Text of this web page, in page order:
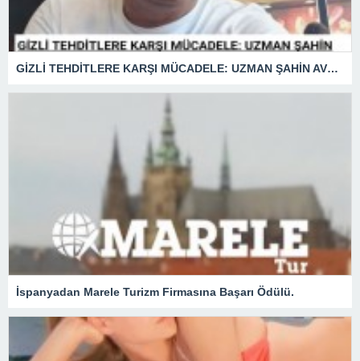
GİZLİ TEHDİTLERE KARŞI MÜCADELE: UZMAN ŞAHİN AVŞAR ANLATIYOR – “İSTİHBARATA KARŞI KOYMADAN VAZGEÇMEK, KAPINIZI AÇIK BIRAKMAK GİBİDİR!”
İspanyadan Marele Turizm Firmasına Başarı Ödülü.